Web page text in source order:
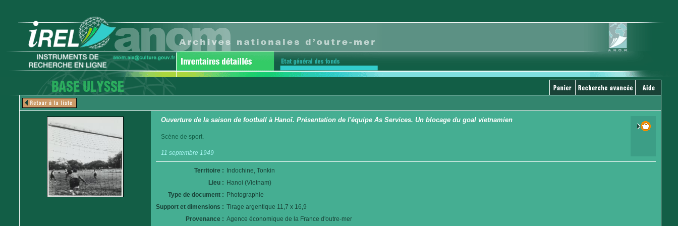
Ouverture de la saison de football à Hanoï. Présentation de l'équipe As Services. Un blocage du goal vietnamien
Scène de sport.
11 septembre 1949
Territoire :
Indochine, Tonkin
Lieu : Hanoi (Vietnam)
Type de document : Photographie
Support et dimensions : Tirage argentique 11,7 x 16,9
Provenance : Agence économique de la France d'outre-mer